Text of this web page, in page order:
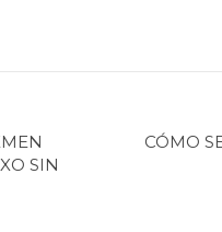
SIN
CÓMO